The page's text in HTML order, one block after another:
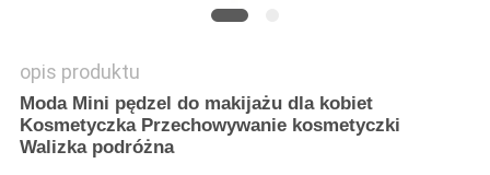
opis produktu
Moda Mini pędzel do makijażu dla kobiet
Kosmetyczka Przechowywanie kosmetyczki
Walizka podróżna